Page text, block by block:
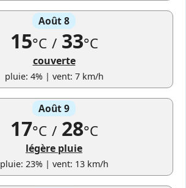
Août 8
15°C /33°C
couverte
pluie: 4% | vent: 7 km/h
Août 9
17°C /28°C
légère pluie
pluie: 23% | vent: 13 km/h